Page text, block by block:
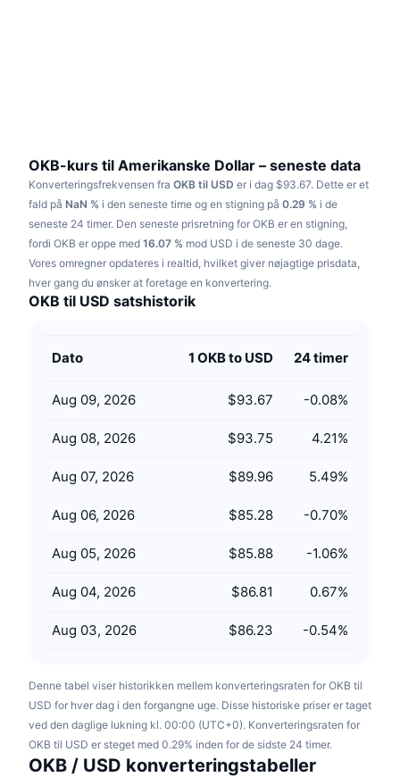
Sport
Finans
Teknologi
Teknisk analyse
RSI
MACD
Derivativer
Undersøgelser
Videoer
Ordforklaring
Kampagner
Lær og tjen
Kalendere
ICO-kalender
OKB-kurs til Amerikanske Dollar – seneste data
Konverteringsfrekvensen fra OKB til USD er i dag $93.67. Dette er et
fald på NaN % i den seneste time og en stigning på 0.29 % i de
seneste 24 timer. Den seneste prisretning for OKB er en stigning,
fordi OKB er oppe med 16.07 % mod USD i de seneste 30 dage.
Vores omregner opdateres i realtid, hvilket giver nøjagtige prisdata,
hver gang du ønsker at foretage en konvertering.
OKB til USD satshistorik
Dato 1 OKB to USD 24 timer
Aug 09, 2026 $93.67 -0.08%
Aug 08, 2026 $93.75 4.21%
Aug 07, 2026 $89.96 5.49%
Aug 06, 2026 $85.28 -0.70%
Aug 05, 2026 $85.88 -1.06%
Aug 04, 2026 $86.81 0.67%
Aug 03, 2026 $86.23 -0.54%
Denne tabel viser historikken mellem konverteringsraten for OKB til
USD for hver dag i den forgangne uge. Disse historiske priser er taget
ved den daglige lukning kl. 00:00 (UTC+0). Konverteringsraten for
OKB til USD er steget med 0.29% inden for de sidste 24 timer.
OKB / USD konverteringstabeller